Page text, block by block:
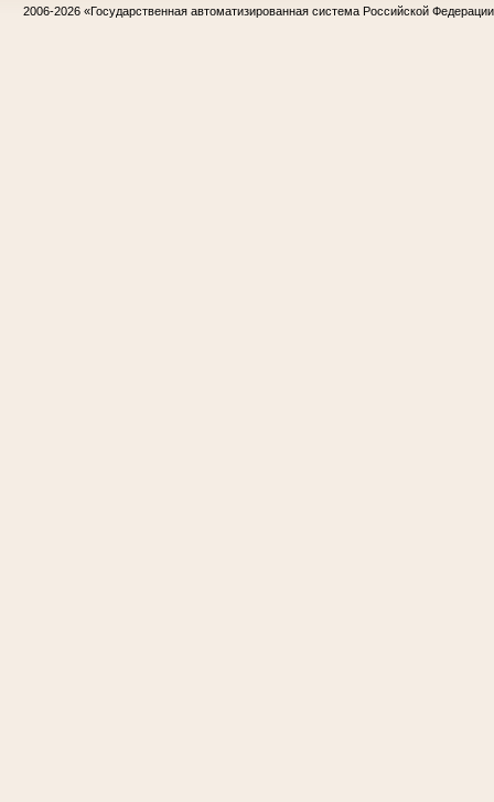
2006-2026 «Государственная автоматизированная система Российской